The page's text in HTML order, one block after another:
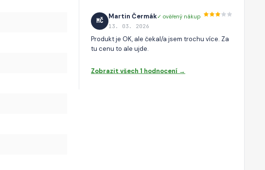
MČ
Martin Čermák✓ ověřený nákup
13. 03. 2026
Produkt je OK, ale čekal/a jsem trochu více. Za
tu cenu to ale ujde.
Zobrazit všech 1 hodnocení →